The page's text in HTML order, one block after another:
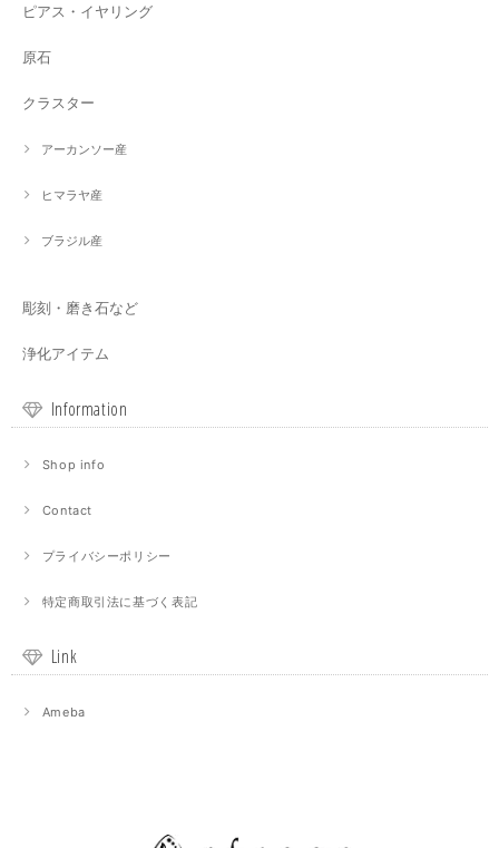
ピアス・イヤリング
原石
クラスター
アーカンソー産
ヒマラヤ産
ブラジル産
彫刻・磨き石など
浄化アイテム
Information
Shop info
Contact
プライバシーポリシー
特定商取引法に基づく表記
Link
Ameba